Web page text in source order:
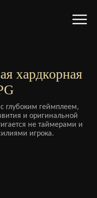
хардкорная
глубоким геймплеем,
и оригинальной
не таймерами и
игрока.